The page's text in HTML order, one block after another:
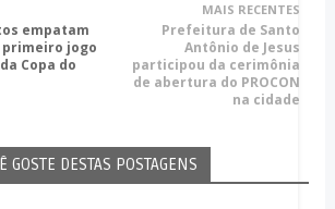
MAIS RECENTES
Prefeitura de Santo
Antônio de Jesus
participou da cerimônia
de abertura do PROCON
na cidade
empatam
primeiro jogo
Copa do
GOSTE DESTAS POSTAGENS